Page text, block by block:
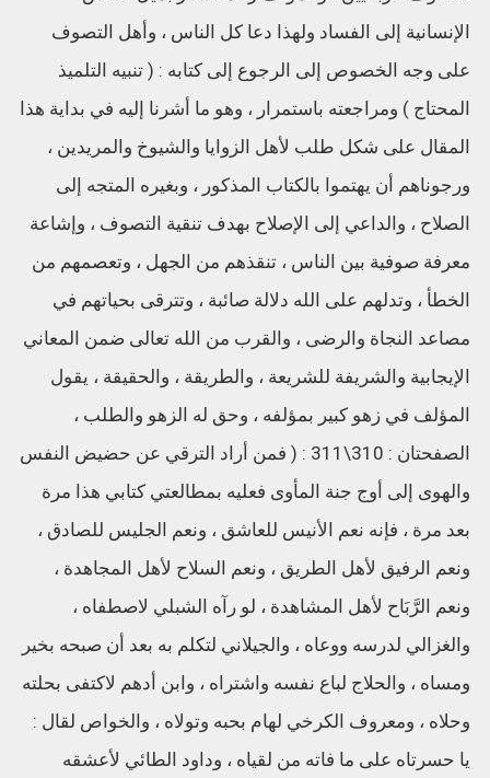
الإنسانية إلى الفساد ولهذا دعا كل الناس ، وأهل التصوف
على وجه الخصوص إلى الرجوع إلى كتابه : ( تنبيه التلميذ
المحتاج ) ومراجعته باستمرار ، وهو ما أشرنا إليه في بداية هذا
المقال على شكل طلب لأهل الزوايا والشيوخ والمريدين ،
ورجوناهم أن يهتموا بالكتاب المذكور ، وبغيره المتجه إلى
الصلاح ، والداعي إلى الإصلاح بهدف تنقية التصوف ، وإشاعة
معرفة صوفية بين الناس ، تنقذهم من الجهل ، وتعصمهم من
الخطأ ، وتدلهم على الله دلالة صائبة ، وتترقى بحياتهم في
مصاعد النجاة والرضى ، والقرب من الله تعالى ضمن المعاني
الإيجابية والشريفة للشريعة ، والطريقة ، والحقيقة ، يقول
المؤلف في زهو كبير بمؤلفه ، وحق له الزهو والطلب ،
الصفحتان : 310\311 : ( فمن أراد الترقي عن حضيض النفس
والهوى إلى أوج جنة المأوى فعليه بمطالعتي كتابي هذا مرة
بعد مرة ، فإنه نعم الأنيس للعاشق ، ونعم الجليس للصادق ،
ونعم الرفيق لأهل الطريق ، ونعم السلاح لأهل المجاهدة ،
ونعم الرَّبَاح لأهل المشاهدة ، لو رآه الشبلي لاصطفاه ،
والغزالي لدرسه ووعاه ، والجيلاني لتكلم به بعد أن صبحه بخير
ومساه ، والحلاج لباع نفسه واشتراه ، وابن أدهم لاكتفى بحلته
وحلاه ، ومعروف الكرخي لهام بحبه وتولاه ، والخواص لقال :
يا حسرتاه على ما فاته من لقياه ، وداود الطائي لأعشقه